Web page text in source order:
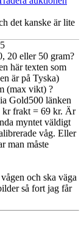
det kanske är lite
20 eller 50 gram?
här texten som
är på Tyska)
(max vikt) ?
Gold500 länken
kr frakt = 69 kr. Är
myntet väldigt
våg. Eller
man måste
och ska väga
så fort jag får